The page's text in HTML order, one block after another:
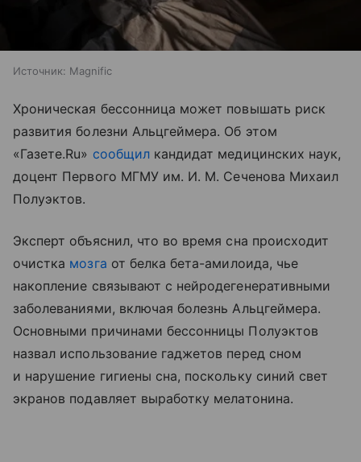
Источник: Magnific
Хроническая бессонница может повышать риск
развития болезни Альцгеймера. Об этом
«Газете.Ru» сообщилкандидат медицинских наук,
доцент Первого МГМУ им. И. М. Сеченова Михаил
Полуэктов.
Эксперт объяснил, что во время сна происходит
очистка мозга от белка бета-амилоида, чье
накопление связывают с нейродегенеративными
заболеваниями, включая болезнь Альцгеймера.
Основными причинами бессонницы Полуэктов
назвал использование гаджетов перед сном
и нарушение гигиены сна, поскольку синий свет
экранов подавляет выработку мелатонина.